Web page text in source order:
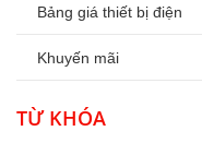
Bảng giá thiết bị điện
Khuyến mãi
TỪ KHÓA